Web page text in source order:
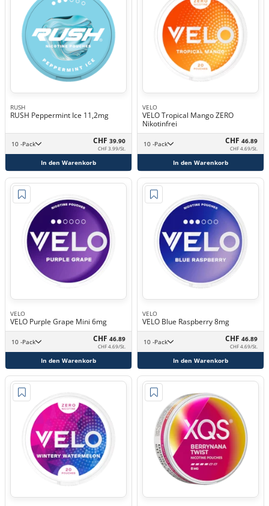
RUSH
RUSH Peppermint Ice 11,2mg
10 -Pack CHF 39.90
CHF 3.99/St.
In den Warenkorb
VELO
VELO Tropical Mango ZERO
Nikotinfrei
10 -Pack CHF 46.89
CHF 4.69/St.
In den Warenkorb
VELO
VELO Purple Grape Mini 6mg
10 -Pack CHF 46.89
CHF 4.69/St.
In den Warenkorb
VELO
VELO Blue Raspberry 8mg
10 -Pack CHF 46.89
CHF 4.69/St.
In den Warenkorb